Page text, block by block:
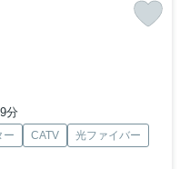
分
ー CATV
光ファイバー